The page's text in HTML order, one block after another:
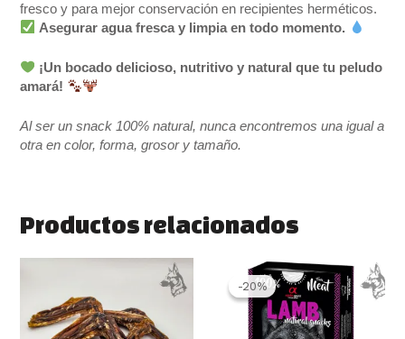
fresco y para mejor conservación en recipientes herméticos.
Asegurar agua fresca y limpia en todo momento.
¡Un bocado delicioso, nutritivo y natural que tu peludo
amará!
Al ser un snack 100% natural, nunca encontremos una igual a
otra en color, forma, grosor y tamaño.
Productos relacionados
-20%
-20%
El
precio
original
era:
2.99 €.
El
precio
actual
es:
2.40 €.